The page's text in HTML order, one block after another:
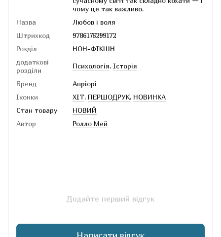
чому це так важливо.
Назва
Любов і воля
Штрихкод
9786176299172
Розділ
НОН-ФІКШН
додаткові
розділи
Психологія, Історія
Бренд
Апріорі
Іконки
ХІТ, ПЕРШОДРУК, НОВИНКА
Стан товару
НОВИЙ
Автор
Ролло Мей
Додайте перший відгук